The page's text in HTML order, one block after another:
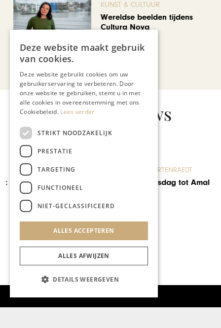
KUNST & CULTUUR
Wereldse beelden tijdens
Cultura Nova
Gerelateerd nieuws
BLOG JO CORTENRAEDT
Van koningsdag tot Amal
Deze website maakt gebruik
van cookies.
Deze website gebruikt cookies om uw
gebruikerservaring te verbeteren. Door
onze website te gebruiken, stemt u in met
alle cookies in overeenstemming met ons
Cookiebeleid. Lees verder
STRIKT NOODZAKELIJK
PRESTATIE
TARGETING
FUNCTIONEEL
NIET-GECLASSIFICEERD
ALLES ACCEPTEREN
ALLES AFWIJZEN
DETAILS WEERGEVEN